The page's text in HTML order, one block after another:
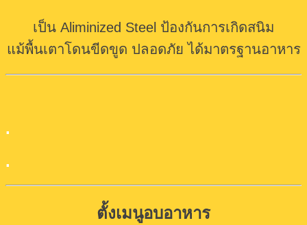
เป็น Aliminized Steel ป้องกันการเกิดสนิม
แม้พื้นเตาโดนขีดขูด ปลอดภัย ได้มาตรฐานอาหาร
.
.
ตั้งเมนูอบอาหาร